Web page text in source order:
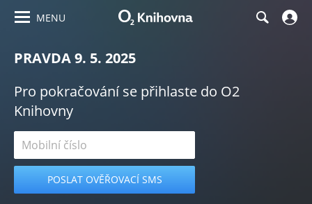
MENU
PRAVDA 9. 5. 2025
Pro pokračování se přihlaste do O2
Knihovny